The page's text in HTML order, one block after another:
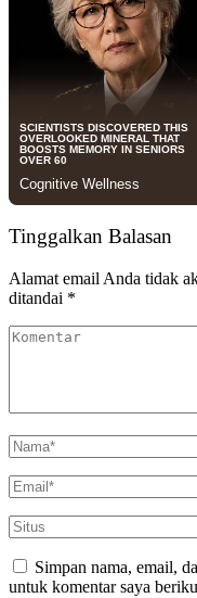
Tinggalkan Balasan
Alamat email Anda tidak
ditandai *
Simpan nama, email,
untuk komentar saya